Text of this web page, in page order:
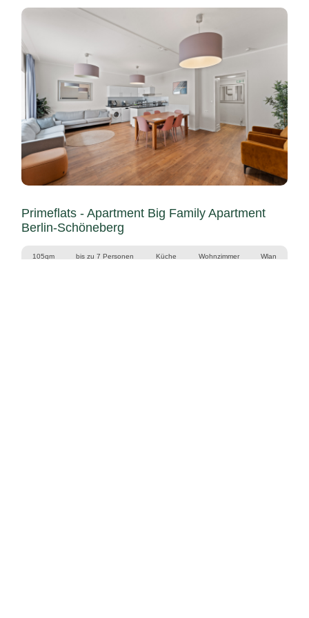
Primeflats - Apartment Big Family Apartment
Berlin-Schöneberg
105qm bis zu 7 Personen Küche Wohnzimmer Wlan